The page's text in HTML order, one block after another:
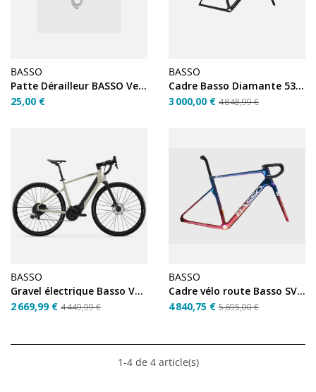
BASSO
Patte Dérailleur BASSO Vega
25,00 €
BASSO
Cadre Basso Diamante 53 cm – Occasion
3 000,00 € 4 848,99 €
BASSO
Gravel électrique Basso Vega M reconditionné
2 669,99 € 4 449,99 €
BASSO
Cadre vélo route Basso SV Viola Galaxy 53
4 840,75 € 5 695,00 €
1-4 de 4 article(s)